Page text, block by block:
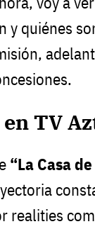
y quiénes
TV
“La Casa
realities